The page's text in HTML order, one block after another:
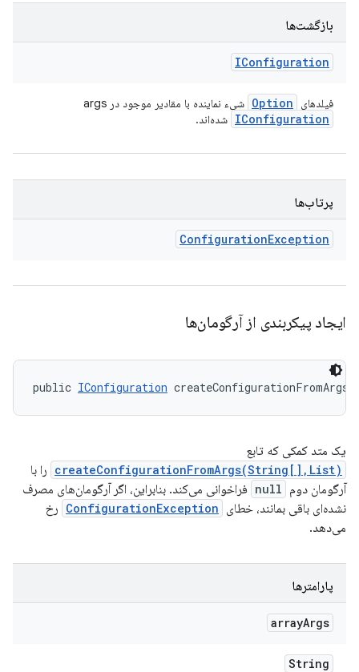
بازگشت‌ها
IConfiguration
فیلدهای Option شیء نماینده با مقادیر موجود در args
IConfiguration شده‌اند.
پرتاب‌ها
ConfigurationException
ایجاد پیکربندی از آرگومان‌ها
public IConfiguration
یک متد کمکی که تابع
createConfigurationFromArgs(String[],List) را با
آرگومان دوم null فراخوانی می‌کند. بنابراین، اگر آرگومان‌های مصرف
نشده‌ای باقی بمانند، خطای ConfigurationException رخ
می‌دهد.
پارامترها
arrayArgs
String